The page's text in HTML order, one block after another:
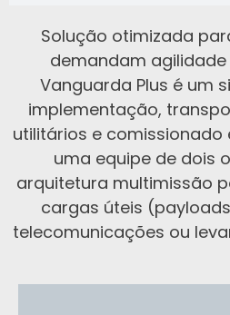
Solução otimizada
demandam agilidade
Vanguarda Plus é um
implementação,
utilitários e
uma equipe de dois
arquitetura multimissão
cargas úteis
telecomunicações ou